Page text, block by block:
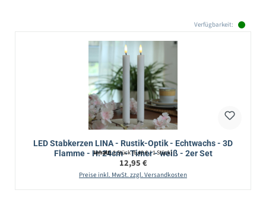
Verfügbarkeit:
LED Stabkerzen LINA - Rustik-Optik - Echtwachs - 3D
Flamme - H: 24cm - Timer - weiß - 2er Set
Inhalt:2 Stück(6,48 € / 1 Stück)
Regulärer Preis:
12,95 €
Preise inkl. MwSt. zzgl. Versandkosten